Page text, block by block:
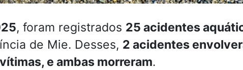
, foram registrados 25 acidentes
de Mie. Desses, 2 acidentes
e ambas morreram.